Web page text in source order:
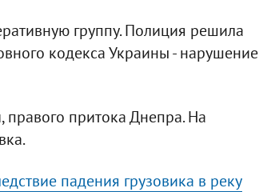
группу. Полиция решила
кодекса Украины - нарушение
притока Днепра. На
падения грузовика в реку